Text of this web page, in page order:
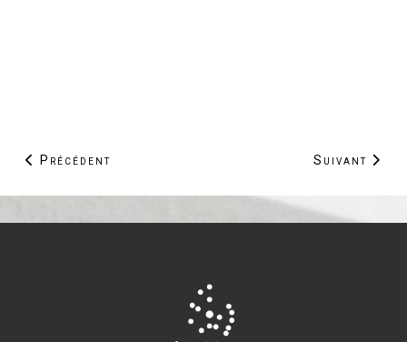
Article précédent : Ouverture d'un Espace Enfants /
Précédent Article
Suivant